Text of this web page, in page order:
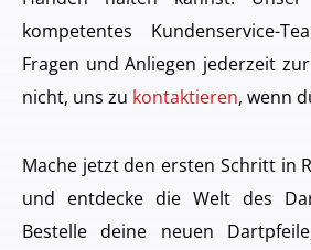
kompetentes Kundenservice-
Fragen und Anliegen jederzeit
nicht, uns zu kontaktieren, wenn
Mache jetzt den ersten Schritt in
und entdecke die Welt des
Bestelle deine neuen